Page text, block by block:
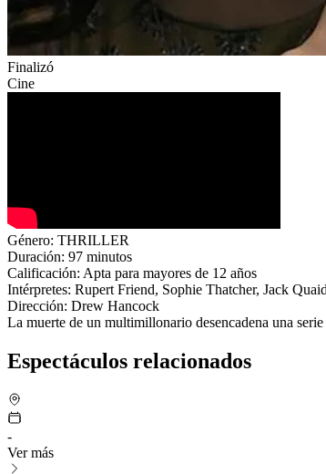
Finalizó
Cine
Género: THRILLER
Duración: 97 minutos
Calificación: Apta para mayores de 12 años
Intérpretes: Rupert Friend, Sophie Thatcher, Jack Quaid
Dirección: Drew Hancock
La muerte de un multimillonario desencadena una
Espectáculos relacionados
-
Ver más